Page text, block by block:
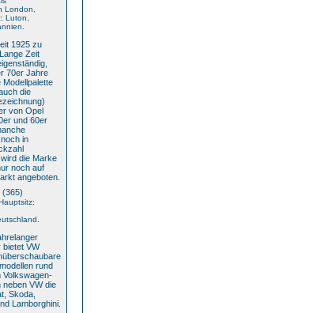
London,
Luton,
1925 zu
Zeit
70er Jahre
Modellpalette
die
von Opel
und 60er
in
die Marke
noch auf
angeboten.
(365)
bietet VW
rund
Volkswagen-
neben VW die
Skoda,
Lamborghini.